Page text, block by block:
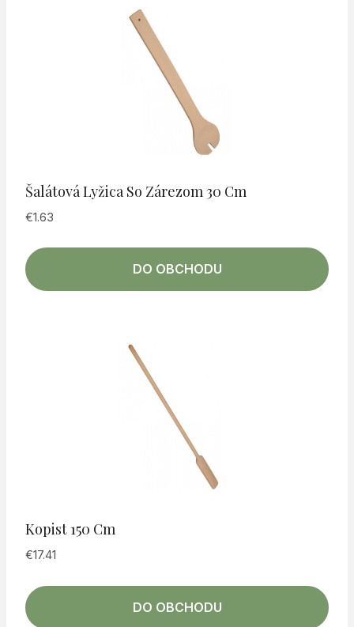
Šalátová Lyžica So Zárezom 30 Cm
€1.63
DO OBCHODU
Kopist 150 Cm
€17.41
DO OBCHODU